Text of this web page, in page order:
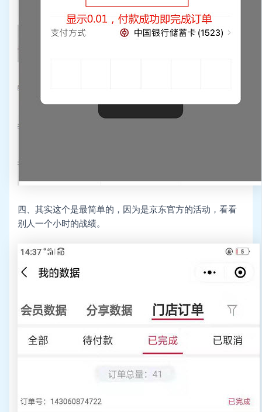
四、其实这个是最简单的，因为是京东官方的活动，看看
别人一个小时的战绩。